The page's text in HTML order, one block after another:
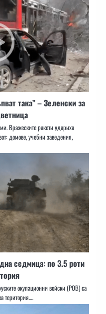
така” – Зеленски за
Вражеските ракети удариха
домове, учебни заведения,
седмица: по 3.5 роти
окупационни войски (РОВ) са
територия.…